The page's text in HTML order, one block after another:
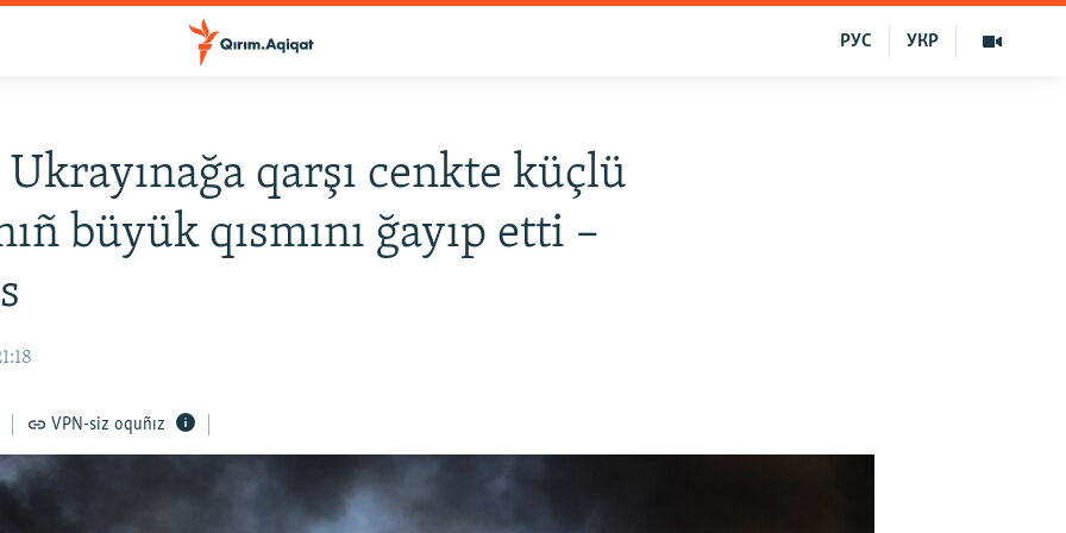
УКР
РУС
Ukrayınağa qarşı cenkte küçlü
büyük qısmını ğayıp etti –
VPN-siz oquñız